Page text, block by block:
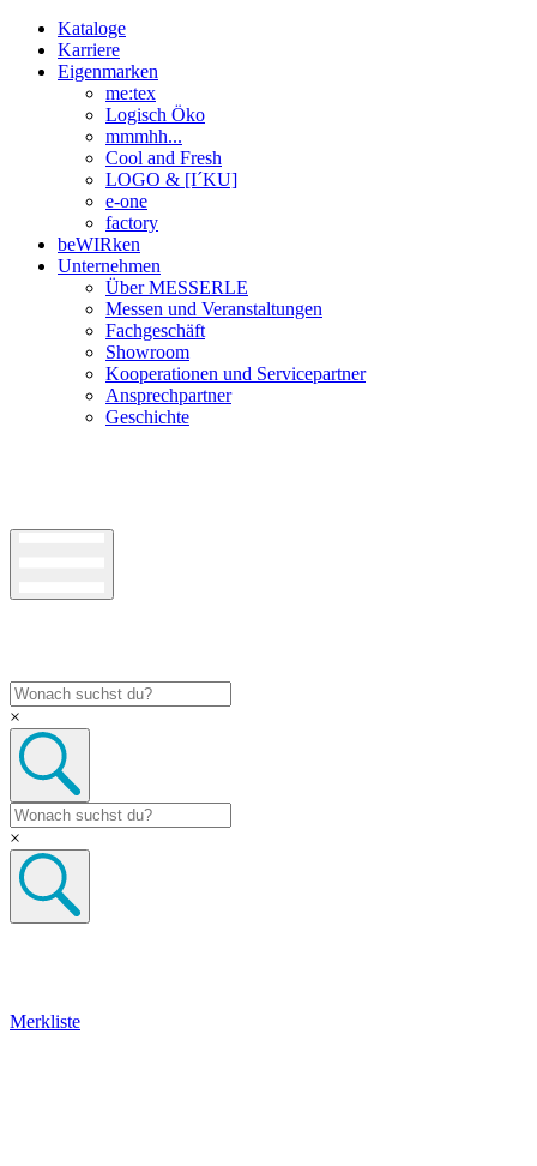
Kataloge
Karriere
Eigenmarken
me:tex
Logisch Öko
mmmhh...
Cool and Fresh
LOGO & [I´KU]
e-one
factory
beWIRken
Unternehmen
Über MESSERLE
Messen und Veranstaltungen
Fachgeschäft
Showroom
Kooperationen und Servicepartner
Ansprechpartner
Geschichte
×
×
Merkliste